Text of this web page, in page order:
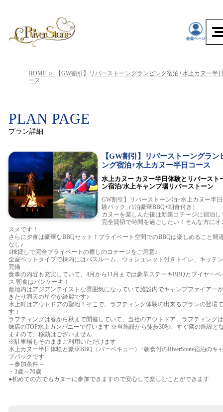
HOME
【GW割引】リバーストーングランピング宿泊+水上カヌー半
ース
PLAN PAGE
プラン詳細
【GW割引】リバーストーングラン
ング宿泊+水上カヌー半日コース
水上カヌー カヌー半日体験とリバースト
ン宿泊/水上キャンプ場リバーストーン
GW割引】リバーストーン泊+水上カヌー半
験パック（1泊豪華BBQ+朝食付き）
カヌーを楽しんだ後は新築コテージに宿泊し
完全貸切で時間を過ごしたい！そんな方にオ
スメです！
さらに夕食は豪華なBBQセット！プライベート空間でのBBQは楽しめること間
なし♪
1棟貸しで完全プライベートの癒しのコテージをご用意♪
全室ベットタイプで棟内にはバスルーム、ウォシュレット付きトイレ、キッチ
完備
食事の内容も充実していて、4月から11月までは豪華ステーキBBQとブイヤーベ
ス 朝食はパンケーキ！
敷地内はアジアンテイストな雰囲気になっていて施設内でキャンプファイアー
きたり満天の星空が綺麗です♪
水上町はアウトドアの聖地！そこで、ラフティング体験の出来るプランの登場で
す！
ラフティングは春から秋まで開催していて、当社のアウトドア、ラフティング
妹店のTOP水上カンパニーで行います ※当施設から徒歩30秒、すぐ隣の施設と
ますので、移動はございません
※駐車場もそのままご利用いただけます
水上カヌー半日体験と豪華BBQ（バーベキュー）+朝食付のRiverStone宿泊のキ
プパックです
～参加条件～
・3歳～70歳
●初めての方でもカヌーに参加できますので安心して楽しむことができます